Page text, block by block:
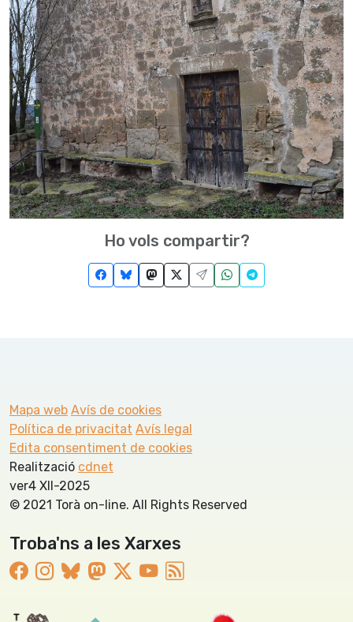
Ho vols compartir?
Mapa web Avís de cookies
Política de privacitat Avís legal
Edita consentiment de cookies
Realització cdnet
ver4 XII-2025
© 2021 Torà on-line. All Rights Reserved
Troba'ns a les Xarxes